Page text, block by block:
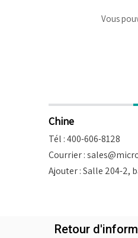
Vous
Chine
Tél : 400-606-8128
Courrier :
Ajouter : Salle 204-2,
Retour